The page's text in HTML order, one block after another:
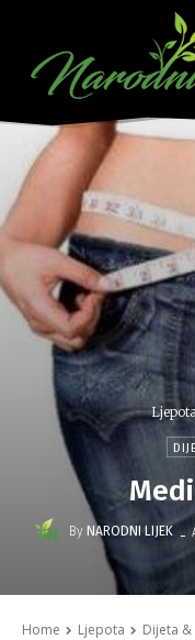
By NARODNI LIJEK -
Home Ljepota Dijeta